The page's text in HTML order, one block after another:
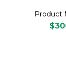
Product